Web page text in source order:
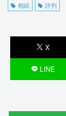
相続
評判
X
LINE